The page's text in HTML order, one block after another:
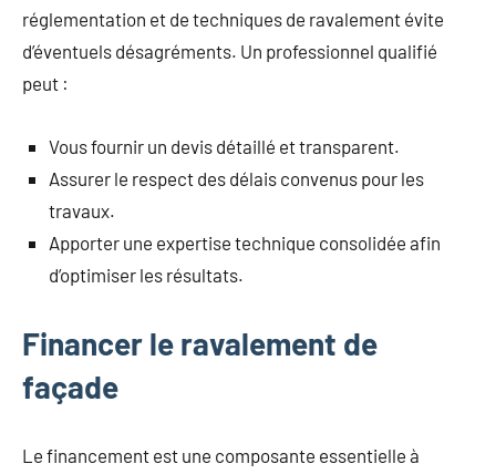
réglementation et de techniques de ravalement évite
d’éventuels désagréments. Un professionnel qualifié
peut :
Vous fournir un devis détaillé et transparent.
Assurer le respect des délais convenus pour les
travaux.
Apporter une expertise technique consolidée afin
d’optimiser les résultats.
Financer le ravalement de
façade
Le financement est une composante essentielle à